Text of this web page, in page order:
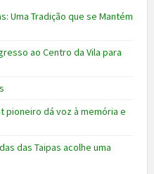
Uma Tradição que se Mantém
ao Centro da Vila para
pioneiro dá voz à memória e
das Taipas acolhe uma